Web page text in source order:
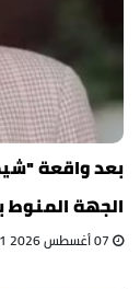
بعد واقعة
الجهة المنوط